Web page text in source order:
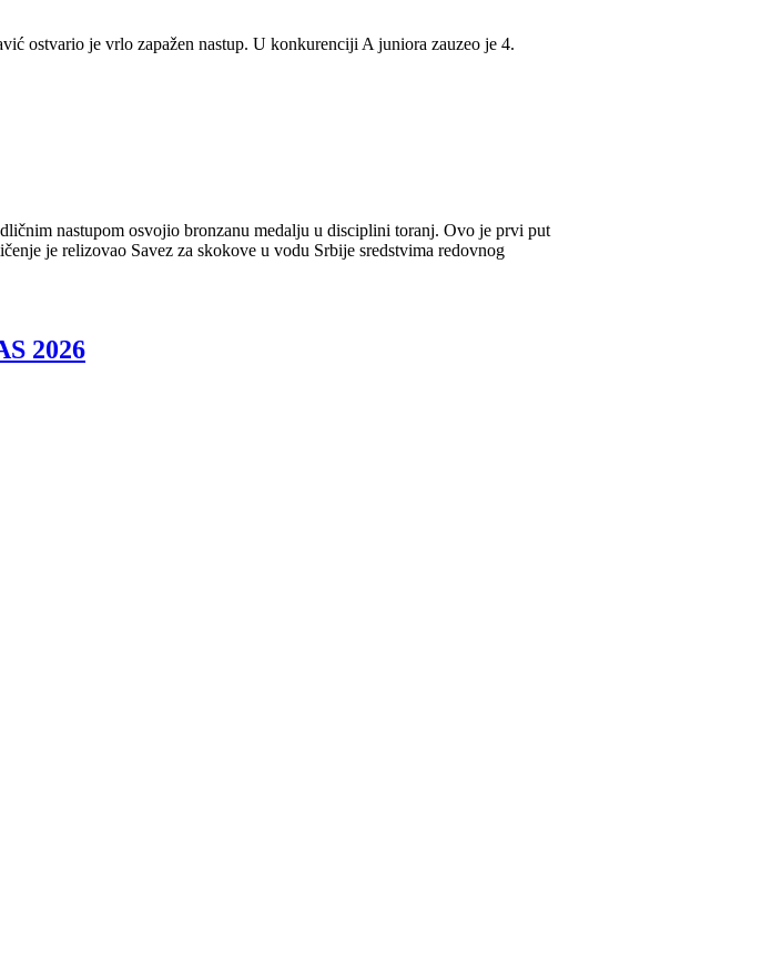
ostvario je vrlo zapažen nastup. U konkurenciji A juniora zauzeo je 4.
nastupom osvojio bronzanu medalju u disciplini toranj. Ovo je prvi put
je relizovao Savez za skokove u vodu Srbije sredstvima redovnog
2026